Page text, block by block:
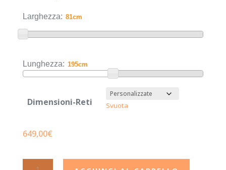
Larghezza:
Lunghezza:
Dimensioni-Reti Svuota
649,00€